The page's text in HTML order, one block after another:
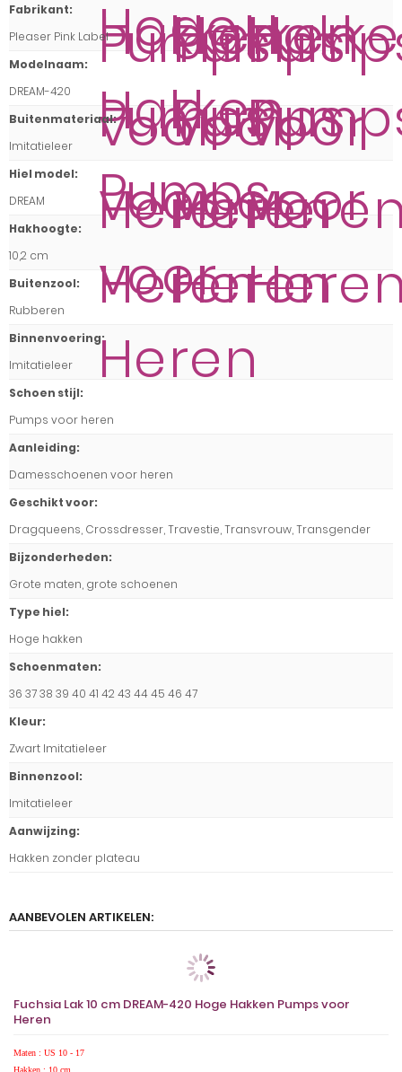
Fabrikant:
Pleaser Pink Label
Modelnaam:
DREAM-420
Buitenmateriaal:
Imitatieleer
Hiel model:
DREAM
Hakhoogte:
10,2 cm
Buitenzool:
Rubberen
Binnenvoering:
Imitatieleer
Schoen stijl:
Pumps voor heren
Aanleiding:
Damesschoenen voor heren
Geschikt voor:
Dragqueens, Crossdresser, Travestie, Transvrouw, Transgender
Bijzonderheden:
Grote maten, grote schoenen
Type hiel:
Hoge hakken
Schoenmaten:
36 37 38 39 40 41 42 43 44 45 46 47
Kleur:
Zwart Imitatieleer
Binnenzool:
Imitatieleer
Aanwijzing:
Hakken zonder plateau
AANBEVOLEN ARTIKELEN:
Fuchsia Lak 10 cm DREAM-420 Hoge Hakken Pumps voor
Heren
Maten : US 10 - 17
Hakken : 10 cm